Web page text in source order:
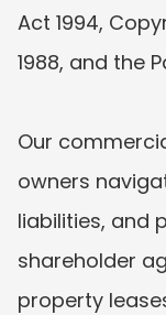
Act 1994,
1988, and the
Our
owners
liabilities, and
shareholder
property